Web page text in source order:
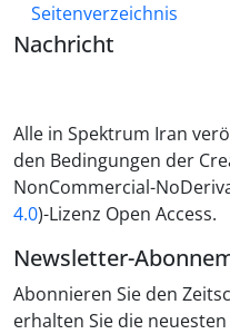
Seitenverzeichnis
Nachricht
Alle in Spektrum Iran
den Bedingungen der
NonCommercial-
4.0)-Lizenz Open Access.
Newsletter-
Abonnieren Sie den
erhalten Sie die